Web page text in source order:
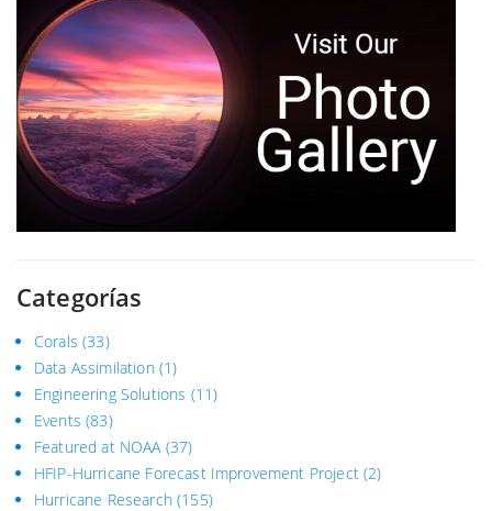
Categorías
Corals (33)
Data Assimilation(1)
Engineering Solutions (11)
Events (83)
Featured at NOAA(37)
HFIP-Hurricane Forecast Improvement Project(2)
Hurricane Research(155)